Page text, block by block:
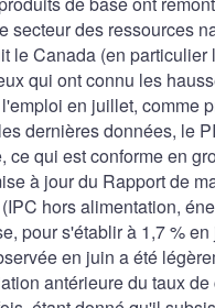
secteur des ressources
le Canada (en particulier
qui ont connu les
en juillet, comme
dernières données, le
qui est conforme en
à jour du Rapport de
hors alimentation,
pour s'établir à 1,7 %
en juin a été
antérieure du taux